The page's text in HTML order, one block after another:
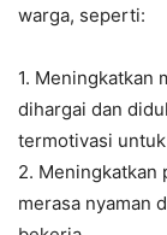
warga, seperti:
1. Meningkatkan
dihargai dan
termotivasi
2. Meningkatkan
merasa nyaman